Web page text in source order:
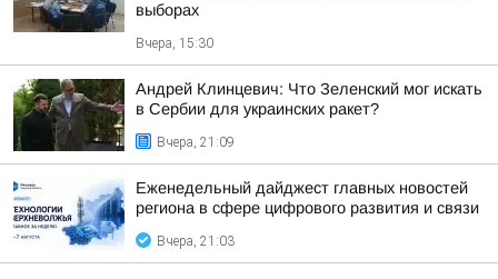
выборах
Вчера, 15:30
Андрей Клинцевич: Что Зеленский мог искать
в Сербии для украинских ракет?
Вчера, 21:09
Еженедельный дайджест главных новостей
региона в сфере цифрового развития и связи
Вчера, 21:03